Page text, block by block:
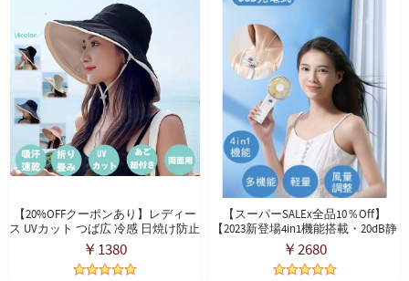
【20%OFFクーポンあり】レディー
ス UVカット つば広 冷感 日焼け防止
あご紐 ワイヤー入り 風で飛ばない
紫外線カット 両面用 レディースハ
ット 折りたたみ 女優帽 スカラハッ
￥1380
【スーパーSALEx全品10％off】
【2023新登場4in1機能搭載・20dB静
音】ハンディファン 手持ち扇風機 6
段階風量調節 卓上扇風機 ミニ扇風
機 6000mAh大容量 USB充電式 せん
￥2680